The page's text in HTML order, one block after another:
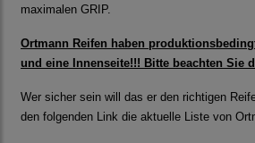
maximalen GRIP.
Ortmann Reifen haben
und eine Innenseite!!! Bitte beachten Sie
Wer sicher sein will das er den richtigen
den folgenden Link die aktuelle Liste von